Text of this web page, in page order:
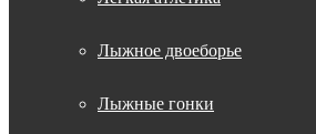
Лыжное двоеборье
Лыжные гонки